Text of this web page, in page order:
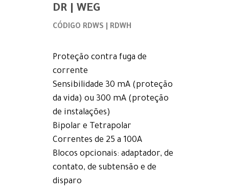
DR | WEG
CÓDIGO RDWS | RDWH
Proteção contra fuga de
corrente
Sensibilidade 30 mA (proteção
da vida) ou 300 mA (proteção
de instalações)
Bipolar e Tetrapolar
Correntes de 25 a 100A
Blocos opcionais: adaptador, de
contato, de subtensão e de
disparo